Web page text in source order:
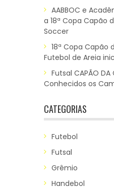
AABBOC e
a 18ª Copa Capão
Soccer
18ª Copa Capão
Futebol de Areia
Futsal CAPÃO DA
Conhecidos os
CATEGORIAS
Futebol
Futsal
Grêmio
Handebol